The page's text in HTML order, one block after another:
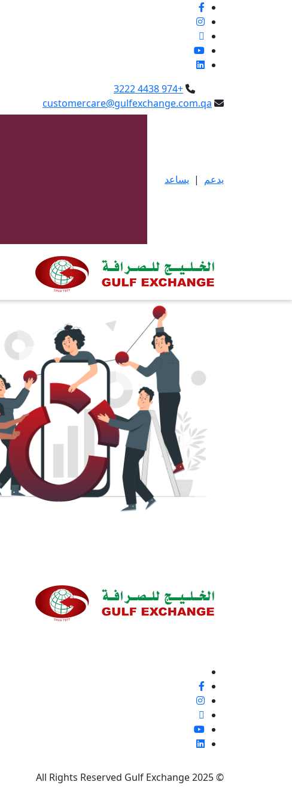
+974 4438 3222
customercare@gulfexchange.com.qa
يدعم | يساعد
© 2025 All Rights Reserved Gulf Exchange